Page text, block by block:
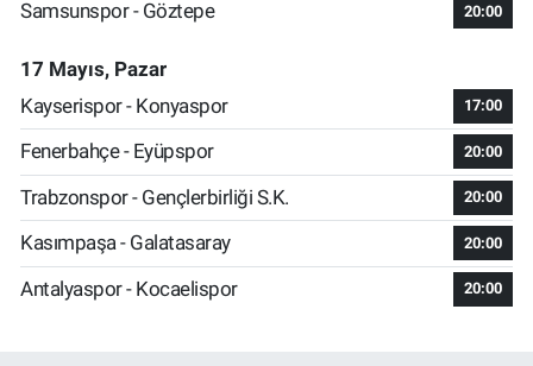
Samsunspor - Göztepe 20:00
17 Mayıs, Pazar
Kayserispor - Konyaspor
17:00
Fenerbahçe - Eyüpspor 20:00
Trabzonspor - Gençlerbirliği S.K. 20:00
Kasımpaşa - Galatasaray 20:00
Antalyaspor - Kocaelispor 20:00